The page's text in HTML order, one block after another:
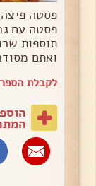
פסטה
פסטה עם
תוספות
ואתם
לקבלת